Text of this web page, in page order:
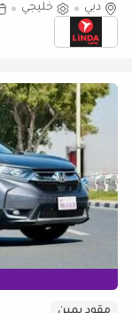
AED شهريًادبي خليجي